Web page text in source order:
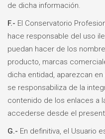
de dicha información.
F.- El Conservatorio
hace responsable del uso
puedan hacer de los
producto, marcas
dicha entidad, aparezcan
se responsabiliza de la
contenido de los enlaces a
accederse desde el
G.- En definitiva, el Usuario